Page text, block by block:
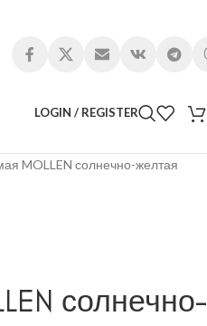
LOGIN / REGISTER
MOLLEN солнечно-желтая
солнечно-